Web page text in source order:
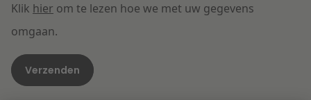
Klik hier om te lezen hoe we met uw gegevens
omgaan.